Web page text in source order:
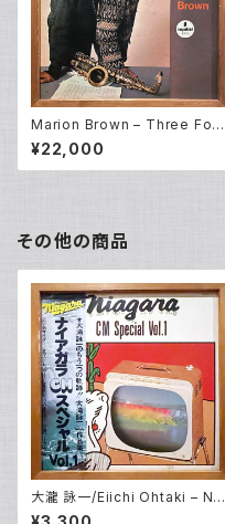
Marion Brown – Three For
Shepp (LP)
¥22,000
その他の商品
大瀧 詠一/Eiichi Ohtaki – Nia
gara CM Special Vol. 1 (LP)